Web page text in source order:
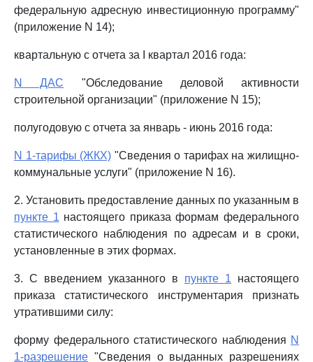
федеральную адресную инвестиционную программу"
(приложение N 14);
квартальную с отчета за I квартал 2016 года:
N ДАС "Обследование деловой активности
строительной организации" (приложение N 15);
полугодовую с отчета за январь - июнь 2016 года:
N 1-тарифы (ЖКХ) "Сведения о тарифах на жилищно-
коммунальные услуги" (приложение N 16).
2. Установить предоставление данных по указанным в
пункте 1 настоящего приказа формам федерального
статистического наблюдения по адресам и в сроки,
установленные в этих формах.
3. С введением указанного в пункте 1 настоящего
приказа статистического инструментария признать
утратившими силу:
форму федерального статистического наблюдения N
1-разрешение "Сведения о выданных разрешениях